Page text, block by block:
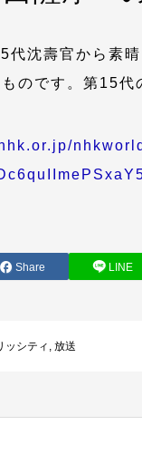
代沈壽官から素
のです。第15代
Share LINE
ッシティ , 放送